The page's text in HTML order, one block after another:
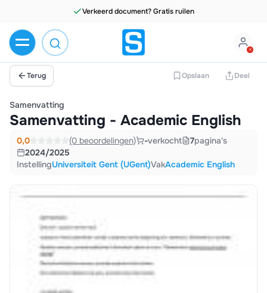
Verkeerd document? Gratis ruilen
Terug Opslaan Deel
Samenvatting
Samenvatting - Academic English
0,0 (0 beoordelingen) -verkocht 7pagina's
2024/2025
InstellingUniversiteit Gent (UGent)VakAcademic English